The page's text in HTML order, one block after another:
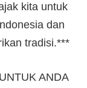
kita untuk
dan
tradisi.***
ANDA